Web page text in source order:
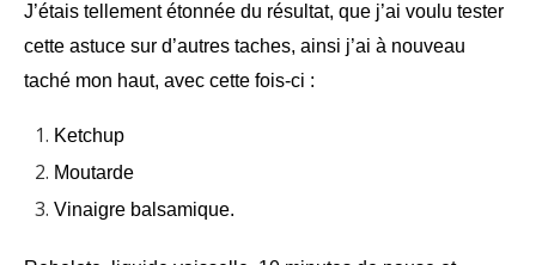
J’étais tellement étonnée du résultat, que j’ai voulu tester
cette astuce sur d’autres taches, ainsi j’ai à nouveau
taché mon haut, avec cette fois-ci :
Ketchup
Moutarde
Vinaigre balsamique.